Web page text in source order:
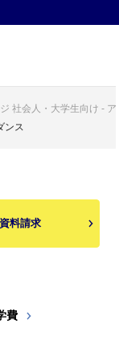
社会人・大学生向け -
ンス
費
資料請求